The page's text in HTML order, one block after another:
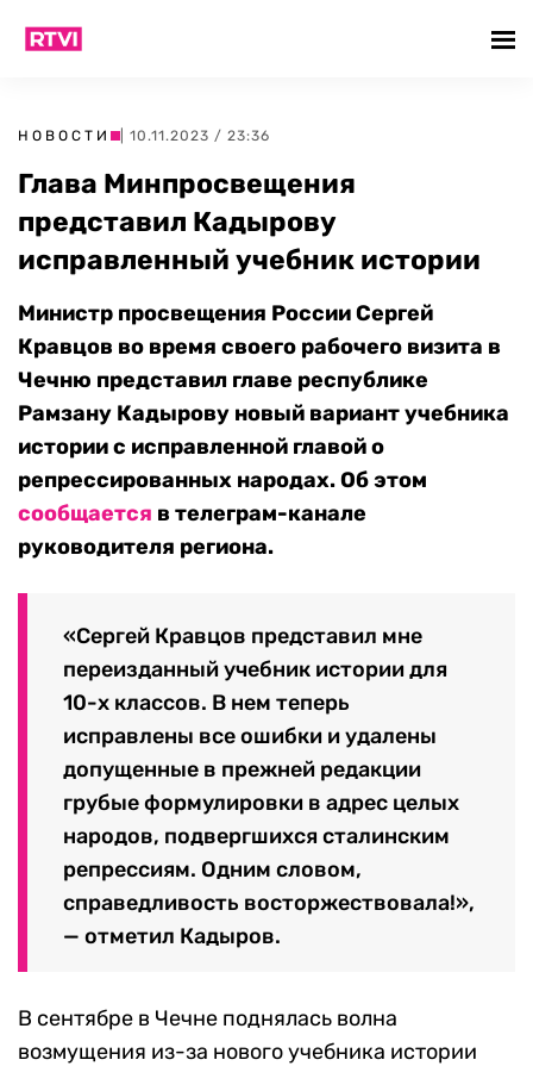
НОВОСТИ | 10.11.2023 / 23:36
Глава Минпросвещения
представил Кадырову
исправленный учебник истории
Министр просвещения России Сергей
Кравцов во время своего рабочего визита в
Чечню представил главе республике
Рамзану Кадырову новый вариант учебника
истории с исправленной главой о
репрессированных народах. Об этом
сообщается в телеграм-канале
руководителя региона.
«Сергей Кравцов представил мне
переизданный учебник истории для
10-х классов. В нем теперь
исправлены все ошибки и удалены
допущенные в прежней редакции
грубые формулировки в адрес целых
народов, подвергшихся сталинским
репрессиям. Одним словом,
справедливость восторжествовала!»,
— отметил Кадыров.
В сентябре в Чечне поднялась волна
возмущения из-за нового учебника истории